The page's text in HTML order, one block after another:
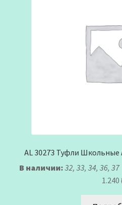
AL 30273 Туфли Школьные
В наличии: 32, 33, 34, 36, 37
1.240